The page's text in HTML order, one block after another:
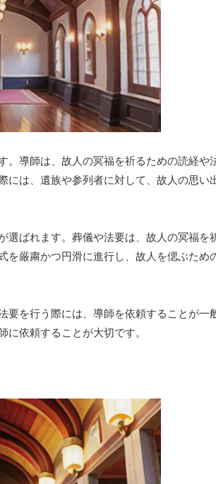
。導師は、故人の冥福を祈るための読経や
は、遺族や参列者に対して、故人の思い
ばれます。葬儀や法要は、故人の冥福を
厳粛かつ円滑に進行し、故人を偲ぶため
要を行う際には、導師を依頼することが一
依頼することが大切です。